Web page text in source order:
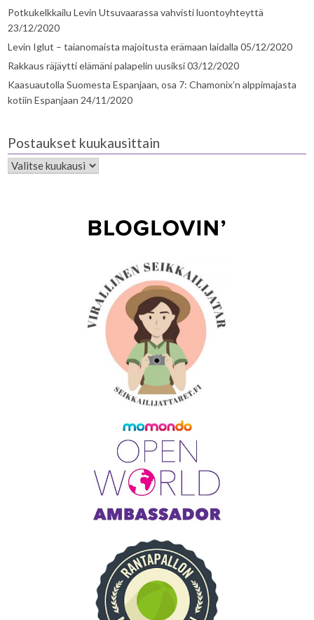
Potkukelkkailu Levin Utsuvaarassa vahvisti luontoyhteyttä
23/12/2020
Levin Iglut – taianomaista majoitusta erämaan laidalla 05/12/2020
Rakkaus räjäytti elämäni palapelin uusiksi03/12/2020
Kaasuautolla Suomesta Espanjaan, osa 7: Chamonix’n alppimajasta
kotiin Espanjaan 24/11/2020
Postaukset kuukausittain